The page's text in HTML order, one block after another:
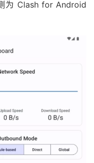
为 Clash for Android